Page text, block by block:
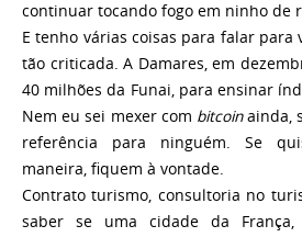
continuar tocando fogo em ninho de
E tenho várias coisas para falar para
tão criticada. A Damares, em
40 milhões da Funai, para ensinar
Nem eu sei mexer com bitcoinainda,
referência para ninguém. Se
maneira, fiquem à vontade.
Contrato turismo, consultoria no
saber se uma cidade da